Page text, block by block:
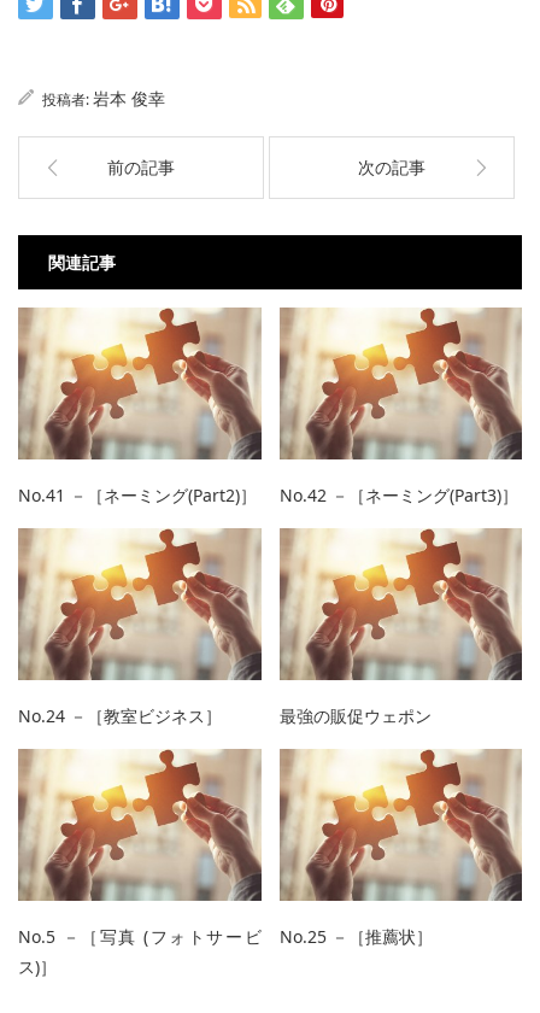
投稿者:岩本 俊幸
前の記事 次の記事
関連記事
No.41 －［ネーミング(Part2)］ No.42 －［ネーミング(Part3)］
No.24 －［教室ビジネス］ 最強の販促ウェポン
No.5 －［写真 (フォトサービ
ス)］
No.25 －［推薦状］